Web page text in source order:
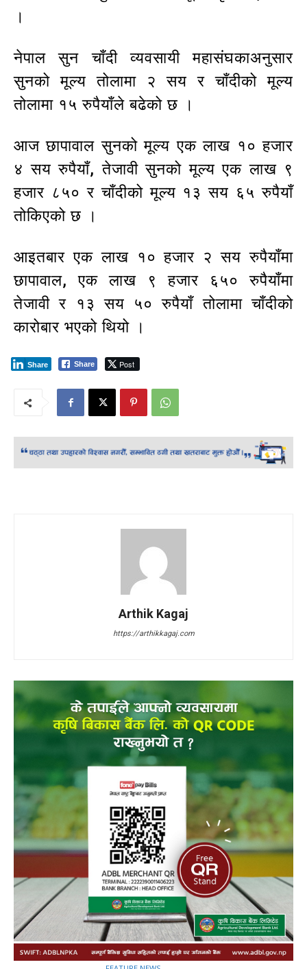
।
नेपाल सुन चाँदी व्यवसायी महासंघकाअनुसार
सुनको मूल्य तोलामा २ सय र चाँदीको मूल्य
तोलामा १५ रुपैयाँले बढेको छ ।
आज छापावाल सुनको मूल्य एक लाख १० हजार
४ सय रुपैयाँ, तेजावी सुनको मूल्य एक लाख ९
हजार ८५० र चाँदीको मूल्य १३ सय ६५ रुपैयाँ
तोकिएको छ ।
आइतबार एक लाख १० हजार २ सय रुपैयाँमा
छापावाल, एक लाख ९ हजार ६५० रुपैयाँमा
तेजावी र १३ सय ५० रुपैयाँ तोलामा चाँदीको
कारोबार भएको थियो ।
Share Post
Share
Arthik Kagaj
https://arthikkagaj.com